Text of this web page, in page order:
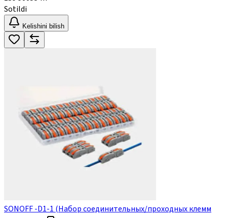
Sotildi
Kelishini bilish
SONOFF -D1-1 (Набор соединительных/проходных клемм